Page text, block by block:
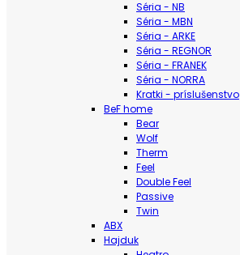
Séria - NB
Séria - MBN
Séria - ARKE
Séria - REGNOR
Séria - FRANEK
Séria - NORRA
Kratki - príslušenstvo
BeF home
Bear
Wolf
Therm
Feel
Double Feel
Passive
Twin
ABX
Hajduk